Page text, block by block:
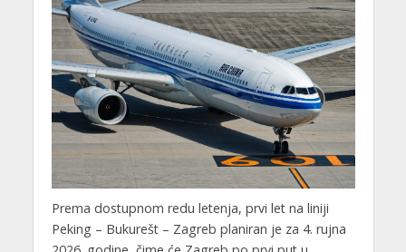
Prema dostupnom redu letenja, prvi let na liniji
Peking – Bukurešt – Zagreb planiran je za 4. rujna